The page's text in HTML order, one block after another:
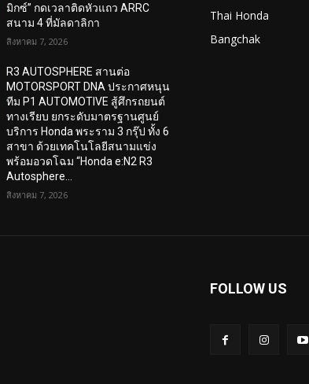
มิกซ์” กดเวลาติดหัวแถว ARRC
สนาม 4 ที่มัลดาลิกา
สิงหาคม 7, 2026
R3 AUTOSPHERE สานต่อ
MOTORSPORT DNA ประกาศหนุน
ทีม P1 AUTOMOTIVE สู้ศึกรถยนต์
ทางเรียบ ยกระดับมาตรฐานศูนย์
บริการ Honda พระราม 3 กรุ๊ป ทั้ง 6
สาขา ด้วยเทคโนโลยีสนามแข่ง
พร้อมอวดโฉม “Honda e:N2 R3
Autosphere...
สิงหาคม 7, 2026
Thai Honda
Bangchak
FOLLOW US